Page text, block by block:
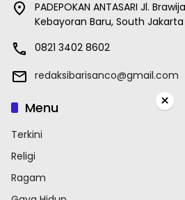
PADEPOKAN ANTASARI Jl.
Kebayoran Baru, South Jakarta
0821 3402 8602
redaksibarisanco@gmail.com
Menu
Terkini
Religi
Ragam
×